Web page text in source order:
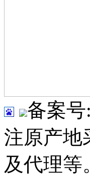
备案号:
注原产地
及代理等